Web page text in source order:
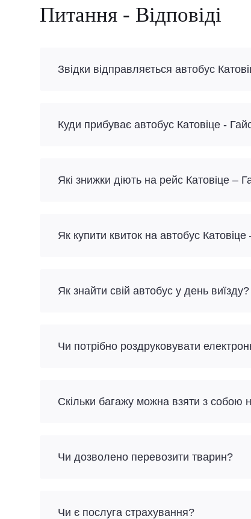
Питання - Відповіді
Звідки відправляється автобус
Куди прибуває автобус Катовіце -
Які знижки діють на рейс Катовіце –
Як купити квиток на автобус
Як знайти свій автобус у день виїзду?
Чи потрібно роздруковувати
Скільки багажу можна взяти з собою
Чи дозволено перевозити тварин?
Чи є послуга страхування?